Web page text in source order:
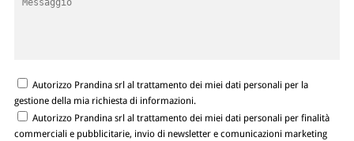
Autorizzo Prandina srl al trattamento dei miei dati personali per la
gestione della mia richiesta di informazioni.
Autorizzo Prandina srl al trattamento dei miei dati personali per finalità
commerciali e pubblicitarie, invio di newsletter e comunicazioni marketing